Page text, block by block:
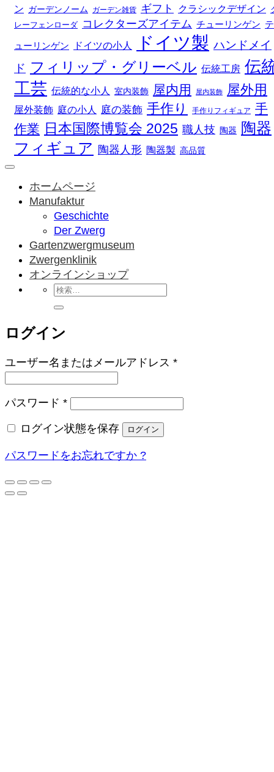
ン ガーデンノーム ガーデン雑貨 ギフト クラシックデザイン
レーフェンローダ コレクターズアイテム チューリンゲン テ
ューリンゲン ドイツの小人 ドイツ製 ハンドメイ
ド フィリップ・グリーベル 伝統工房 伝
工芸 伝統的な小人 室内装飾 屋内用 屋内装飾 屋外用
屋外装飾 庭の小人 庭の装飾 手作り 手作りフィギュア
手
作業 日本国際博覧会 2025 職人技 陶器
陶器
フィギュア 陶器人形 陶器製 高品質
ホームページ
Manufaktur
Geschichte
Der Zwerg
Gartenzwergmuseum
Zwergenklinik
オンラインショップ
検
索
象:
ログイン
ユーザー名またはメールアドレス *必
パスワード *必
ログイン状態を保存
ログイン
パスワードをお忘れですか ?